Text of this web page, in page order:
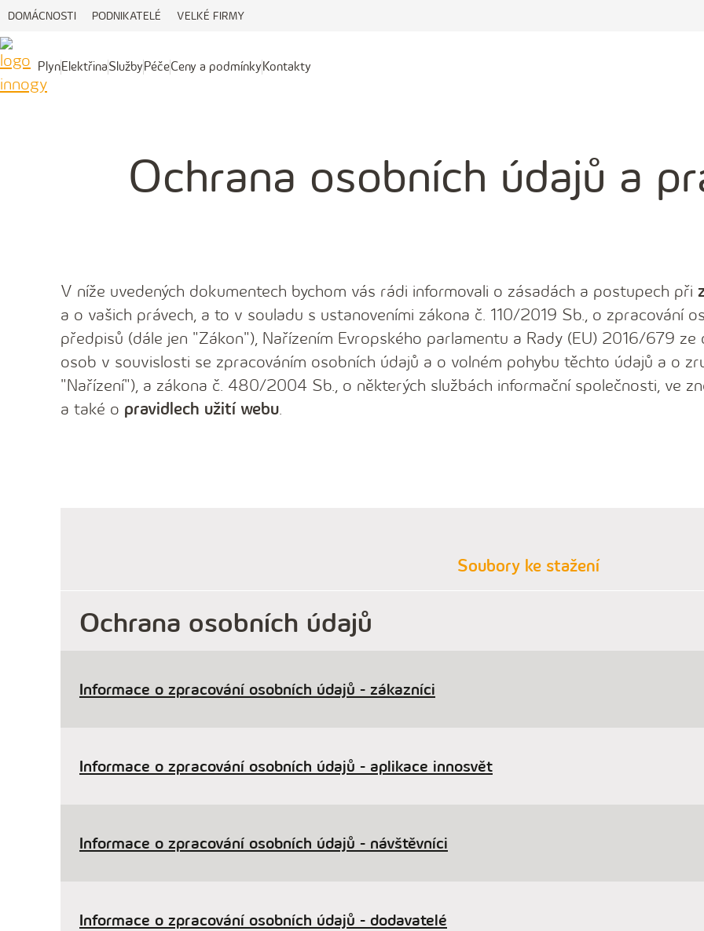
DOMÁCNOSTI PODNIKATELÉ VELKÉ FIRMY
Plyn
PlynElektřina
ElektřinaSlužby
Služby Péče
PéčeCeny a podmínky
Ceny
Kontakty
Kontakty
Ochrana osobních údajů a
V níže uvedených dokumentech bychom vás rádi informovali o zásadách a postupech při
a o vašich právech, a to v souladu s ustanoveními zákona č. 110/2019 Sb., o zpracování
předpisů (dále jen "Zákon"), Nařízením Evropského parlamentu a Rady (EU) 2016/679
osob v souvislosti se zpracováním osobních údajů a o volném pohybu těchto údajů a o
"Nařízení"), a zákona č. 480/2004 Sb., o některých službách informační společnosti, ve
a také o pravidlech užití webu.
Soubory ke stažení
Ochrana osobních údajů
Informace o zpracování osobních údajů - zákazníci
Informace o zpracování osobních údajů - aplikace innosvět
Informace o zpracování osobních údajů - návštěvníci
Informace o zpracování osobních údajů - dodavatelé